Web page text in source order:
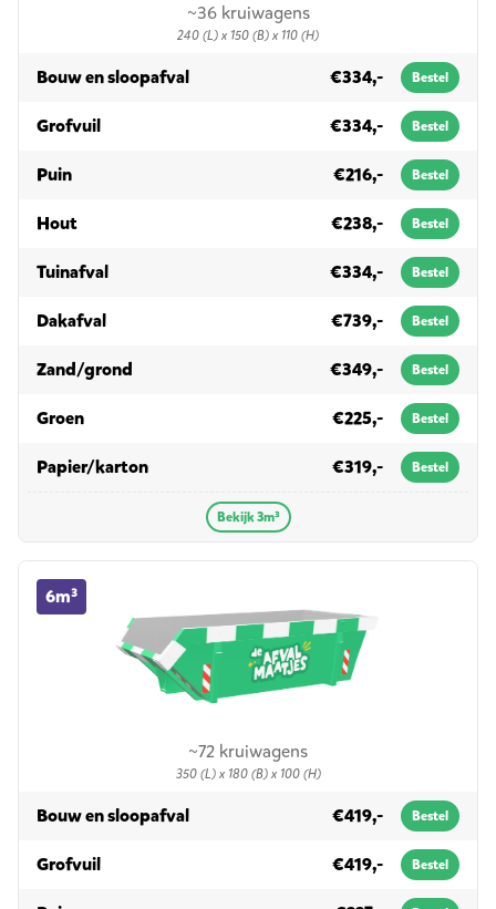
~36 kruiwagens
240 (L) x 150 (B) x 110 (H)
Bouw en sloopafvalin 3m³ €334,- Bestel
Grofvuilin 3m³ €334,- Bestel
Puinin 3m³ €216,- Bestel
Houtin 3m³ €238,- Bestel
Tuinafvalin 3m³ €334,- Bestel
Dakafvalin 3m³ €739,- Bestel
Zand/grond €349,- Bestel
Groenin 3m³ €225,- Bestel
Papier/kartonin 3m³ €319,- Bestel
Bekijk 3m³
~72 kruiwagens
350 (L) x 180 (B) x 100 (H)
6m³
6m³ container huren
Bouw en sloopafvalin 6m³ €419,- Bestel
Grofvuilin 6m³ €419,- Bestel